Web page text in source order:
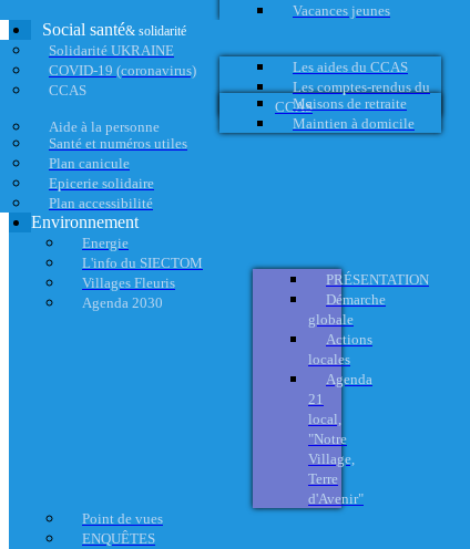
Vacances jeunes
Social santé& solidarité
Solidarité UKRAINE
COVID-19 (coronavirus)
CCAS
Les aides du CCAS
Les comptes-rendus du
CCAS
Aide à la personne
Maisons de retraite
Maintien à domicile
Santé et numéros utiles
Plan canicule
Epicerie solidaire
Plan accessibilité
Environnement
Energie
L'info du SIECTOM
Villages Fleuris
Agenda 2030
PRÉSENTATION
Démarche
globale
Actions
locales
Agenda
21
local,
"Notre
Village,
Terre
d'Avenir"
Point de vues
ENQUÊTES